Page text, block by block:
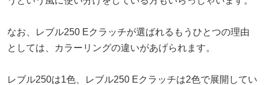
なお、レブル250 Eクラッチが選ばれるもうひとつの理由
としては、カラーリングの違いがあげられます。
レブル250は1色、レブル250 Eクラッチは2色で展開してい